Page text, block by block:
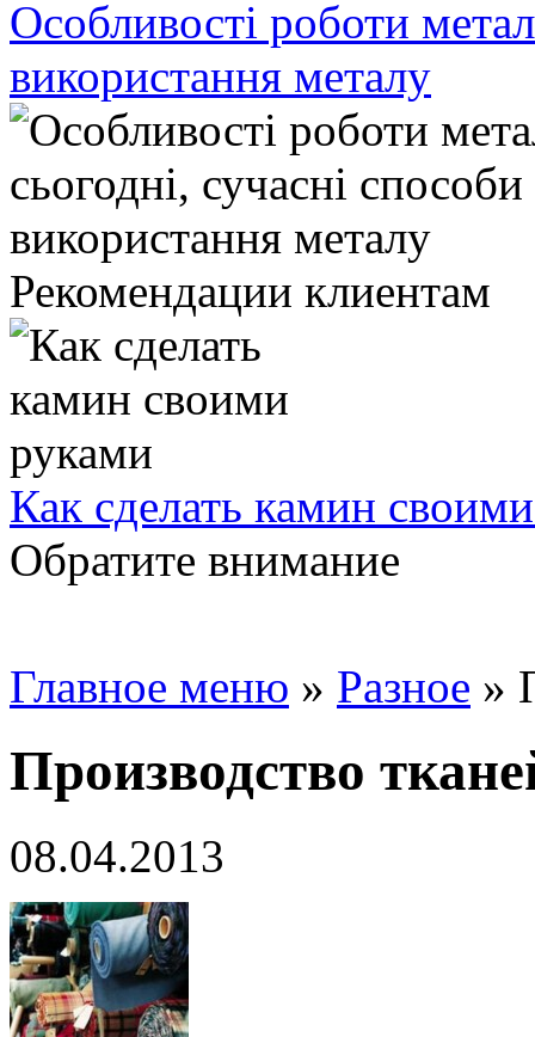
Особливості роботи
використання металу
Рекомендации клиентам
Как сделать камин
Обратите внимание
Главное меню » Разное »
Производство
08.04.2013